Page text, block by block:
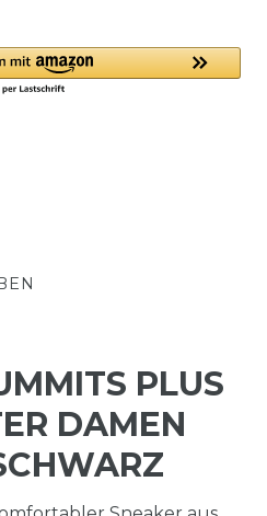
PLUS
DAMEN